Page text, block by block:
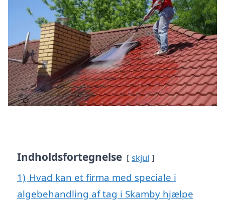
Indholdsfortegnelse skjul
1) Hvad kan et firma med speciale i
algebehandling af tag i Skamby hjælpe